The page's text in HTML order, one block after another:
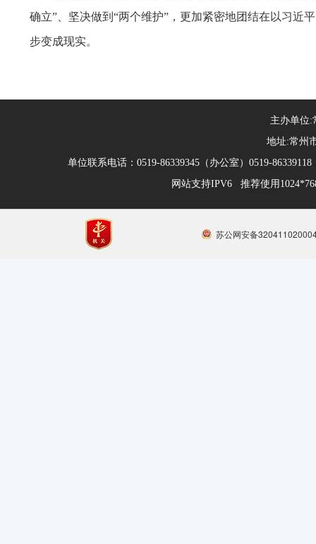
确立”、坚决做到“两个维护”，更加紧密地团结在以习近
步变成现实。
主办单位:
地址:常州
单位联系电话：0519-86339345（办公室）0519-
网站支持IPV6 推荐使用
苏公网安备